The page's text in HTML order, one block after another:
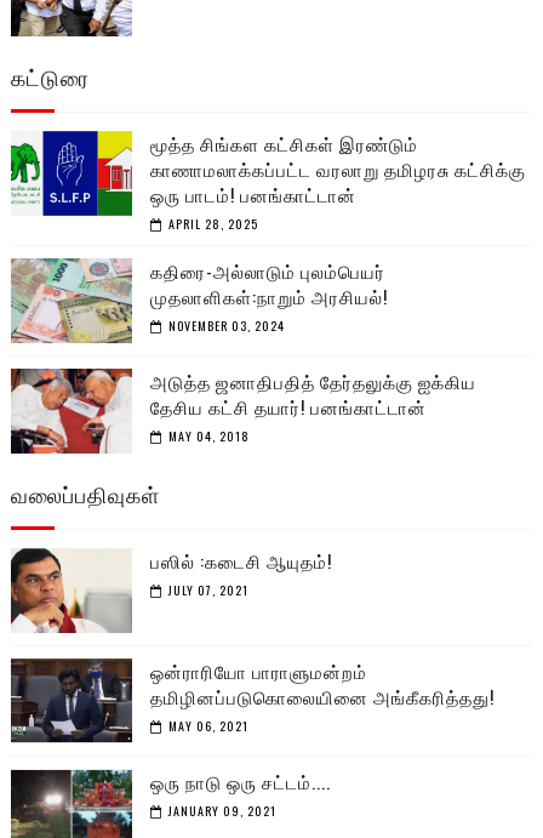
கட்டுரை
மூத்த சிங்கள கட்சிகள் இரண்டும்
காணாமலாக்கப்பட்ட வரலாறு தமிழரசு கட்சிக்கு
ஒரு பாடம்! பனங்காட்டான்
APRIL 28, 2025
கதிரை-அல்லாடும் புலம்பெயர்
முதலாளிகள்:நாறும் அரசியல்!
NOVEMBER 03, 2024
அடுத்த ஜனாதிபதித் தேர்தலுக்கு ஐக்கிய
தேசிய கட்சி தயார்! பனங்காட்டான்
MAY 04, 2018
வலைப்பதிவுகள்
பஸில் :கடைசி ஆயுதம்!
JULY 07, 2021
ஒன்ராரியோ பாராளுமன்றம்
தமிழினப்படுகொலையினை அங்கீகரித்தது!
MAY 06, 2021
ஒரு நாடு ஒரு சட்டம்....
JANUARY 09, 2021